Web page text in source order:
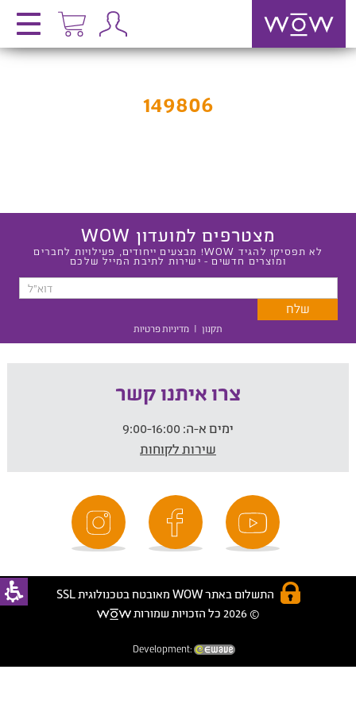
149806
מצטרפים למועדון WOW
לא תפסיקו להגיד WOW! מבצעים ייחודים, פעילויות לחברים
ומוצרים חדשים - ישירות לתיבת המייל שלכם
תקנון | מדיניות פרטיות
צרו איתנו קשר
ימים א-ה:
שירות לקוחות
התשלום באתר WOW מאובטח בטכנולוגית SSL
© 2026 כל הזכויות שמורות
Development: